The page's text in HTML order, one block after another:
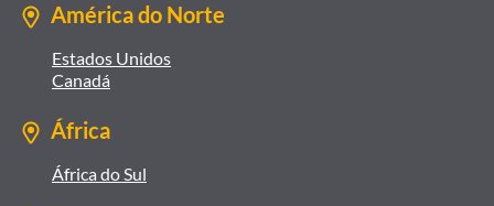
América do Norte
Estados Unidos
Canadá
África
África do Sul